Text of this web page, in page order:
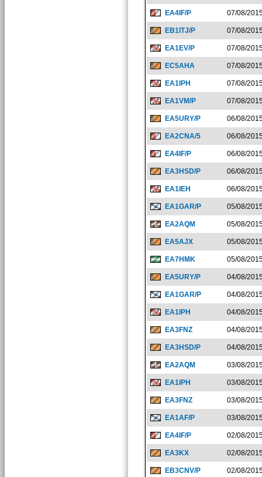
EA4IF/P 07/08/
EB1ITJ/P 07/08/
EA1EV/P 07/08/
EC5AHA 07/08/
EA1IPH 07/08/
EA1VM/P 07/08/
EA5URY/P 06/08/
EA2CNA/5 06/08/
EA4IF/P 06/08/
EA3HSD/P 06/08/
EA1IEH 06/08/
EA1GAR/P 05/08/
EA2AQM 05/08/
EA5AJX 05/08/
EA7HMK 05/08/
EA5URY/P 04/08/
EA1GAR/P 04/08/
EA1IPH 04/08/
EA3FNZ 04/08/
EA3HSD/P 04/08/
EA2AQM 03/08/
EA1IPH 03/08/
EA3FNZ 03/08/
EA1AF/P 03/08/
EA4IF/P 02/08/
EA3KX 02/08/
EB3CNV/P 02/08/